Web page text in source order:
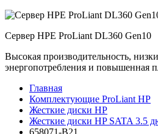
Сервер HPE ProLiant DL360 Gen10
Высокая производительность,
энергопотребления и повышенная
Главная
Комплектующие ProLiant HP
Жесткие диски HP
Жесткие диски HP SATA 3.5
658071-B21